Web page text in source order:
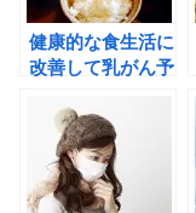
健康的な食生活に
改善して乳がん予
べ物とは？